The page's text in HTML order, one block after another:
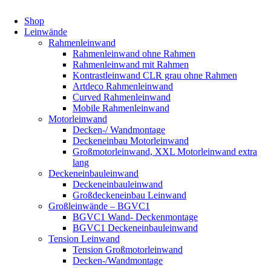
Shop
Leinwände
Rahmenleinwand
Rahmenleinwand ohne Rahmen
Rahmenleinwand mit Rahmen
Kontrastleinwand CLR grau ohne Rahmen
Artdeco Rahmenleinwand
Curved Rahmenleinwand
Mobile Rahmenleinwand
Motorleinwand
Decken-/ Wandmontage
Deckeneinbau Motorleinwand
Großmotorleinwand, XXL Motorleinwand extra
lang
Deckeneinbauleinwand
Deckeneinbauleinwand
Großdeckeneinbau Leinwand
Großleinwände – BGVC1
BGVC1 Wand- Deckenmontage
BGVC1 Deckeneinbauleinwand
Tension Leinwand
Tension Großmotorleinwand
Decken-/Wandmontage